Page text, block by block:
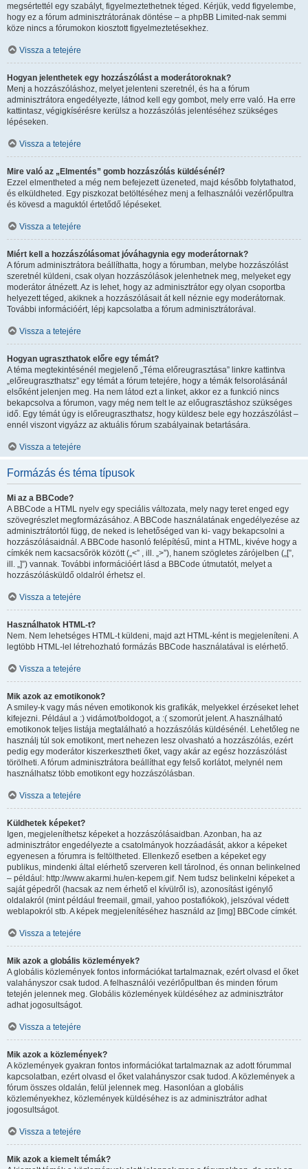
megsértettél egy szabályt, figyelmeztethetnek téged. Kérjük, vedd figyelembe,
hogy ez a fórum adminisztrátorának döntése – a phpBB Limited-nak semmi
köze nincs a fórumokon kiosztott figyelmeztetésekhez.
Vissza a tetejére
Hogyan jelenthetek egy hozzászólást a moderátoroknak?
Menj a hozzászóláshoz, melyet jelenteni szeretnél, és ha a fórum
adminisztrátora engedélyezte, látnod kell egy gombot, mely erre való. Ha erre
kattintasz, végigkísérésre kerülsz a hozzászólás jelentéséhez szükséges
lépéseken.
Vissza a tetejére
Mire való az „Elmentés” gomb hozzászólás küldésénél?
Ezzel elmentheted a még nem befejezett üzeneted, majd később folytathatod,
és elküldheted. Egy piszkozat betöltéséhez menj a felhasználói vezérlőpultra
és kövesd a maguktól értetődő lépéseket.
Vissza a tetejére
Miért kell a hozzászólásomat jóváhagynia egy moderátornak?
A fórum adminisztrátora beállíthatta, hogy a fórumban, melybe hozzászólást
szeretnél küldeni, csak olyan hozzászólások jelenhetnek meg, melyeket egy
moderátor átnézett. Az is lehet, hogy az adminisztrátor egy olyan csoportba
helyezett téged, akiknek a hozzászólásait át kell néznie egy moderátornak.
További információért, lépj kapcsolatba a fórum adminisztrátorával.
Vissza a tetejére
Hogyan ugraszthatok előre egy témát?
A téma megtekintésénél megjelenő „Téma előreugrasztása” linkre kattintva
„előreugraszthatsz” egy témát a fórum tetejére, hogy a témák felsorolásánál
elsőként jelenjen meg. Ha nem látod ezt a linket, akkor ez a funkció nincs
bekapcsolva a fórumon, vagy még nem telt le az előugrasztáshoz szükséges
idő. Egy témát úgy is előreugraszthatsz, hogy küldesz bele egy hozzászólást –
ennél viszont vigyázz az aktuális fórum szabályainak betartására.
Vissza a tetejére
Formázás és téma típusok
Mi az a BBCode?
A BBCode a HTML nyelv egy speciális változata, mely nagy teret enged egy
szövegrészlet megformázásához. A BBCode használatának engedélyezése az
adminisztrátortól függ, de neked is lehetőséged van ki- vagy bekapcsolni a
hozzászólásaidnál. A BBCode hasonló felépítésű, mint a HTML, kivéve hogy a
címkék nem kacsacsőrök között („<” , ill. „>”), hanem szögletes zárójelben („[”,
ill. „]”) vannak. További információért lásd a BBCode útmutatót, melyet a
hozzászólásküldő oldalról érhetsz el.
Vissza a tetejére
Használhatok HTML-t?
Nem. Nem lehetséges HTML-t küldeni, majd azt HTML-ként is megjeleníteni. A
legtöbb HTML-lel létrehozható formázás BBCode használatával is elérhető.
Vissza a tetejére
Mik azok az emotikonok?
A smiley-k vagy más néven emotikonok kis grafikák, melyekkel érzéseket lehet
kifejezni. Például a :) vidámot/boldogot, a :( szomorút jelent. A használható
emotikonok teljes listája megtalálható a hozzászólás küldésénél. Lehetőleg ne
használj túl sok emotikont, mert nehezen lesz olvasható a hozzászólás, ezért
pedig egy moderátor kiszerkesztheti őket, vagy akár az egész hozzászólást
törölheti. A fórum adminisztrátora beállíthat egy felső korlátot, melynél nem
használhatsz több emotikont egy hozzászólásban.
Vissza a tetejére
Küldhetek képeket?
Igen, megjeleníthetsz képeket a hozzászólásaidban. Azonban, ha az
adminisztrátor engedélyezte a csatolmányok hozzáadását, akkor a képeket
egyenesen a fórumra is feltöltheted. Ellenkező esetben a képeket egy
publikus, mindenki által elérhető szerveren kell tárolnod, és onnan belinkelned
– például: http://www.akarmi.hu/en-kepem.gif. Nem tudsz belinkelni képeket a
saját gépedről (hacsak az nem érhető el kívülről is), azonosítást igénylő
oldalakról (mint például freemail, gmail, yahoo postafiókok), jelszóval védett
weblapokról stb. A képek megjelenítéséhez használd az [img] BBCode címkét.
Vissza a tetejére
Mik azok a globális közlemények?
A globális közlemények fontos információkat tartalmaznak, ezért olvasd el őket
valahányszor csak tudod. A felhasználói vezérlőpultban és minden fórum
tetején jelennek meg. Globális közlemények küldéséhez az adminisztrátor
adhat jogosultságot.
Vissza a tetejére
Mik azok a közlemények?
A közlemények gyakran fontos információkat tartalmaznak az adott fórummal
kapcsolatban, ezért olvasd el őket valahányszor csak tudod. A közlemények a
fórum összes oldalán, felül jelennek meg. Hasonlóan a globális
közleményekhez, közlemények küldéséhez is az adminisztrátor adhat
jogosultságot.
Vissza a tetejére
Mik azok a kiemelt témák?